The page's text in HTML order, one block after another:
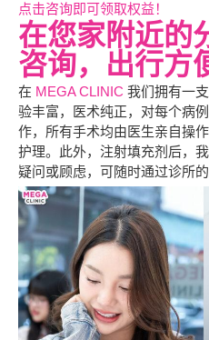
点击咨询即可领取权益！
在您家附近的
咨询，出行方
在 MEGA CLINIC 我们拥有一
验丰富，医术纯正，对每个病
作，所有手术均由医生亲自操
护理。此外，注射填充剂后，
疑问或顾虑，可随时通过诊所